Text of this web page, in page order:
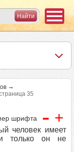
→
35
шрифта - +
человек имеет
только он не